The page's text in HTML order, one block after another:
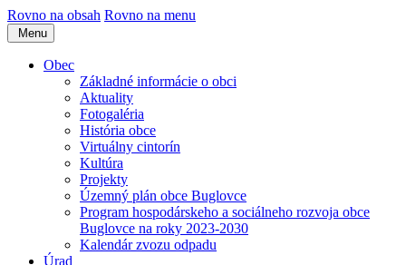
Rovno na obsah Rovno na menu
Menu
Obec
Základné informácie o obci
Aktuality
Fotogaléria
História obce
Virtuálny cintorín
Kultúra
Projekty
Územný plán obce Buglovce
Program hospodárskeho a sociálneho rozvoja obce
Buglovce na roky 2023-2030
Kalendár zvozu odpadu
Úrad